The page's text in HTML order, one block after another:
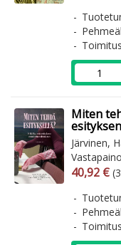
Miten
Järvinen,
40,92 €